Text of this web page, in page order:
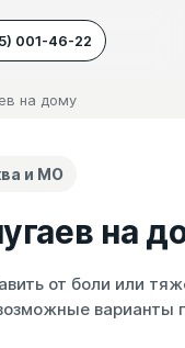
001-46-22
на дому
и МО
на
от боли или
варианты